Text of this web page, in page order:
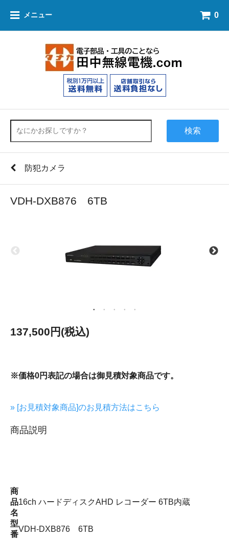
メニュー 0
検索
防犯カメラ
VDH-DXB876 6TB
137,500円(税込)
※価格0円表記の場合は御見積対象商品です。
» [お見積対象商品]のお見積方法はこちら
商品説明
商
品
名
16ch ハードディスクAHD レコーダー 6TB内蔵
型
番
VDH-DXB876 6TB